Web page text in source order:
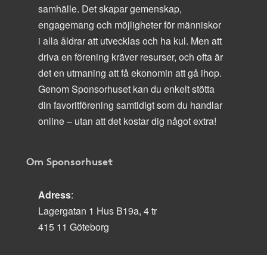
samhälle. Det skapar gemenskap,
engagemang och möjligheter för människor
i alla åldrar att utvecklas och ha kul. Men att
driva en förening kräver resurser, och ofta är
det en utmaning att få ekonomin att gå ihop.
Genom Sponsorhuset kan du enkelt stötta
din favoritförening samtidigt som du handlar
online – utan att det kostar dig något extra!
Om Sponsorhuset
Adress:
Lagergatan 1 Hus B19a, 4 tr
415 11 Göteborg